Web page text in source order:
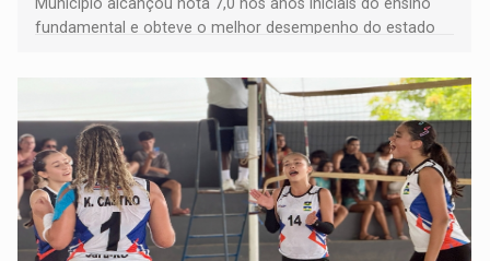
fundamental e obteve o melhor desempenho do estado